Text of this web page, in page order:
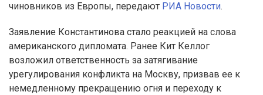
чиновников из Европы, передают РИА Новости.
Заявление Константинова стало реакцией на слова
американского дипломата. Ранее Кит Келлог
возложил ответственность за затягивание
урегулирования конфликта на Москву, призвав ее к
немедленному прекращению огня и переходу к